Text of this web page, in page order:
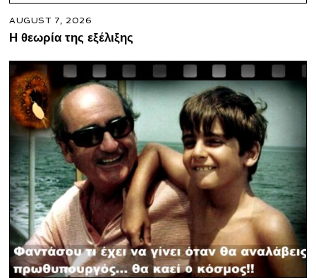
AUGUST 7, 2026
Η θεωρία της εξέλιξης